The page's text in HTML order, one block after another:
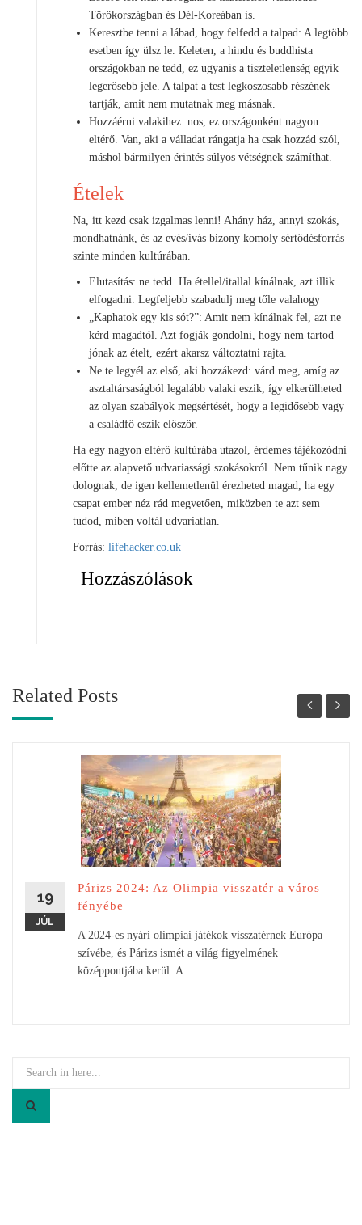
Törökországban és Dél-Koreában is.
Keresztbe tenni a lábad, hogy felfedd a talpad: A legtöbb
esetben így ülsz le. Keleten, a hindu és buddhista
országokban ne tedd, ez ugyanis a tiszteletlenség egyik
legerősebb jele. A talpat a test legkoszosabb részének
tartják, amit nem mutatnak meg másnak.
Hozzáérni valakihez: nos, ez országonként nagyon
eltérő. Van, aki a válladat rángatja ha csak hozzád szól,
máshol bármilyen érintés súlyos vétségnek számíthat.
Ételek
Na, itt kezd csak izgalmas lenni! Ahány ház, annyi szokás,
mondhatnánk, és az evés/ivás bizony komoly sértődésforrás
szinte minden kultúrában.
Elutasítás: ne tedd. Ha étellel/itallal kínálnak, azt illik
elfogadni. Legfeljebb szabadulj meg tőle valahogy
„Kaphatok egy kis sót?”: Amit nem kínálnak fel, azt ne
kérd magadtól. Azt fogják gondolni, hogy nem tartod
jónak az ételt, ezért akarsz változtatni rajta.
Ne te legyél az első, aki hozzákezd: várd meg, amíg az
asztaltársaságból legalább valaki eszik, így elkerülheted
az olyan szabályok megsértését, hogy a legidősebb vagy
a családfő eszik először.
Ha egy nagyon eltérő kultúrába utazol, érdemes tájékozódni
előtte az alapvető udvariassági szokásokról. Nem tűnik nagy
dolognak, de igen kellemetlenül érezheted magad, ha egy
csapat ember néz rád megvetően, miközben te azt sem
tudod, miben voltál udvariatlan.
Forrás: lifehacker.co.uk
Hozzászólások
Related Posts
19
JÚL
Párizs 2024: Az Olimpia visszatér a város
fényébe
A 2024-es nyári olimpiai játékok visszatérnek Európa
szívébe, és Párizs ismét a világ figyelmének
középpontjába kerül. A...